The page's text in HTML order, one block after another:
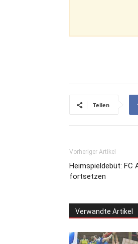
Teilen
Vorheriger Artikel
Heimspieldebüt: FC
fortsetzen
Verwandte Artikel